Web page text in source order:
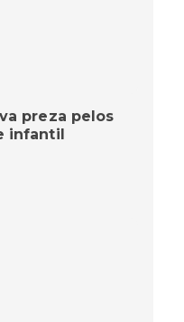
preza pelos
infantil